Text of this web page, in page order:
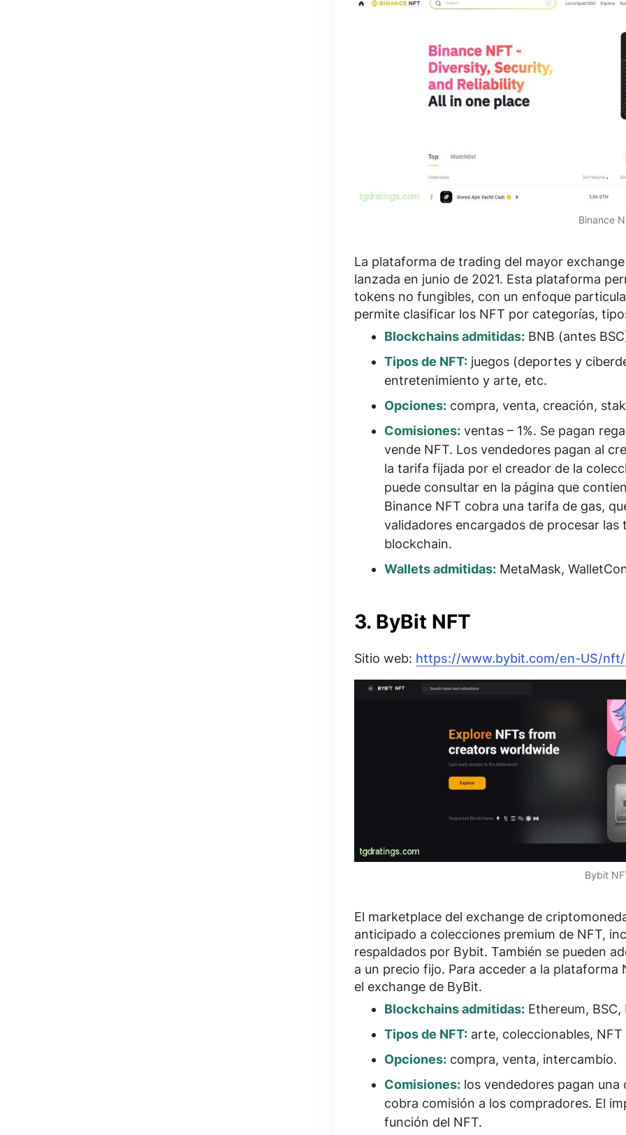
Binance
La plataforma de trading del mayor
lanzada en junio de 2021. Esta plataforma
tokens no fungibles, con un enfoque
permite clasificar los NFT por categorías,
Blockchains admitidas:BNB (antes
Tipos de NFT:juegos (deportes y
entretenimiento y arte, etc.
Opciones:compra, venta, creación,
Comisiones:ventas – 1%. Se pagan
vende NFT. Los vendedores pagan al
la tarifa fijada por el creador de la
puede consultar en la página que
Binance NFT cobra una tarifa de gas,
validadores encargados de procesar
blockchain.
Wallets admitidas:MetaMask,
3. ByBit NFT
Sitio web: https://www.bybit.com/en-US/nft/
Bybit
El marketplace del exchange de
anticipado a colecciones premium de NFT,
respaldados por Bybit. También se pueden
a un precio fijo. Para acceder a la plataforma
el exchange de ByBit.
Blockchains admitidas: Ethereum,
Tipos de NFT:arte, coleccionables, NFT
Opciones:compra, venta, intercambio.
Comisiones:los vendedores pagan una
cobra comisión a los compradores. El
función del NFT.